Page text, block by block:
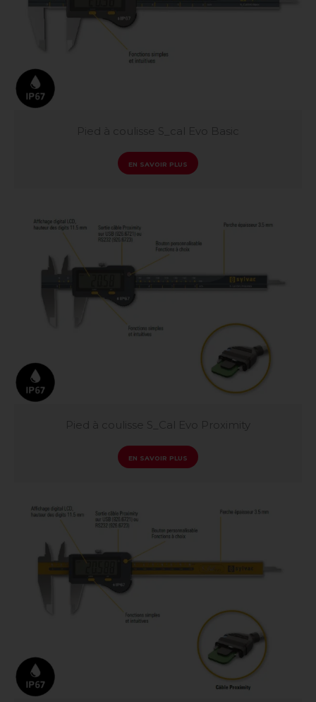
Comparateurs digitaux
Banc de contrôle de comparateur
Indicateurs à levier digitaux
Supports comparateurs
MICROMETRES
Unité d’affichage
Unité de multiplexage
LOGICIEL ET COMMUNICATION
Sylcom
Vmux
QC Calc
EN SAVOIR PLUS
EN SAVOIR PLUS